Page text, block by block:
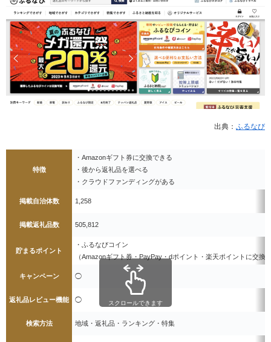
出典： ふるなび
特徴
・Amazonギフト券に交換できる
・後から返礼品を選べる
・クラウドファンディングがある
掲載自治体数 1,258
掲載返礼品数 505,812
貯まるポイント
・ふるなびコイン
（Amazonギフト券・PayPay・dポイント・楽天ポイントに交換
キャンペーン ◯
返礼品レビュー機能 ◯
検索方法 地域・返礼品・ランキング・特集
スクロールできます